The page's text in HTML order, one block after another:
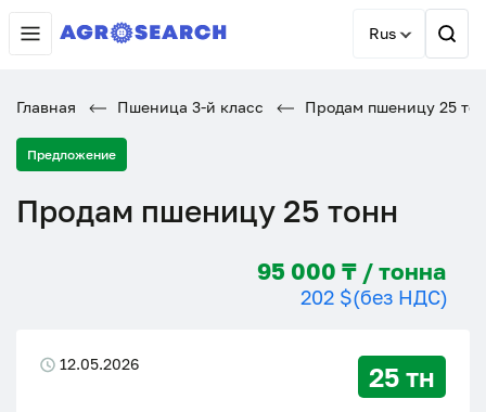
Rus
Главная Пшеница 3-й класс Продам пшеницу 25
Предложение
Продам пшеницу 25 тонн
95 000 ₸ / тонна
202 $(без НДС)
12.05.2026 25 тн